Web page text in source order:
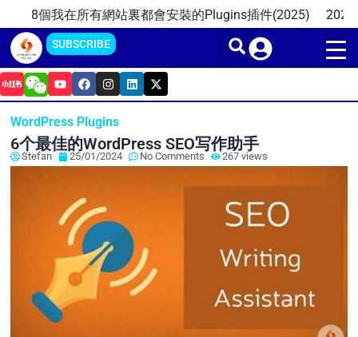
content
個我在所有網站裏都會安裝的Plugins插件(2025) 2025年四
SUBSCRIBE
Y
o
u
u
b
e
F
a
c
b
o
o
k
I
n
s
a
r
a
L
i
n
i
n
X
-
t
t
e
WordPress Plugins
6个最佳的WordPress SEO写作助手
Stefan 25/01/2024 No Comments 267 views